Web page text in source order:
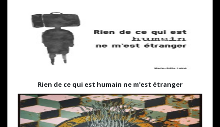
Rien de ce qui est humain ne m'est étranger